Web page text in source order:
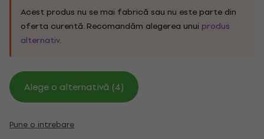
Acest produs nu se mai fabrică sau nu este parte din
oferta curentă. Recomandăm alegerea unui produs
alternativ.
Alege o alternativă (4)
Pune o intrebare